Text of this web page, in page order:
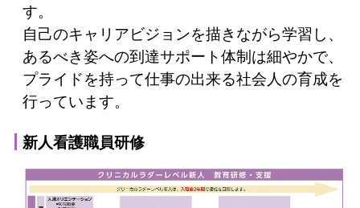
す。
自己のキャリアビジョンを描きながら学習し、
あるべき姿への到達サポート体制は細やかで、
プライドを持って仕事の出来る社会人の育成を
行っています。
新人看護職員研修